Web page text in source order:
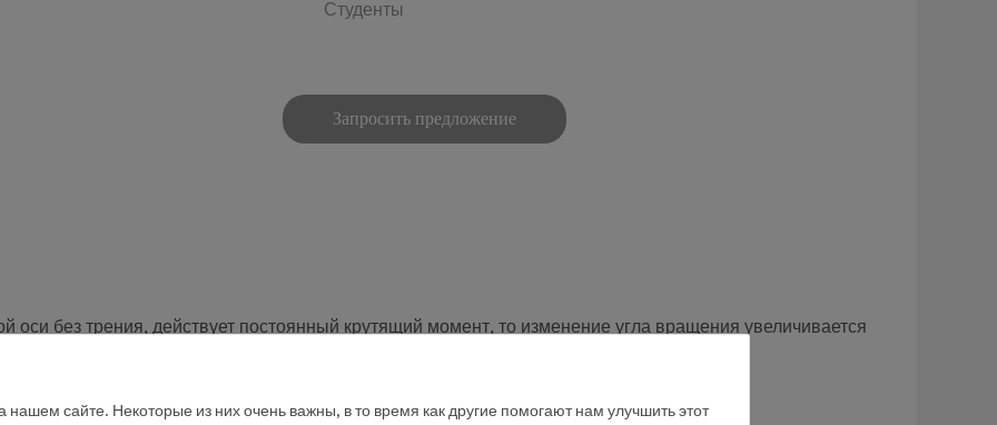
Студенты
Запросить предложение
без трения, действует постоянный крутящий момент, то изменение угла вращения увеличивается
времени.
сайте. Некоторые из них очень важны, в то время как другие помогают нам улучшить этот